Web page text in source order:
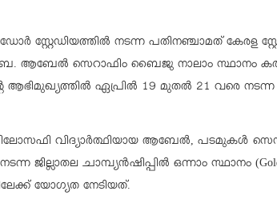
സ്റ്റേഡിയത്തില്‍ നടന്ന പതിനഞ്ചാമത് കേരള
ബ്ര. ആബേല്‍ സെറാഫിം ബൈജു നാലാം സ്ഥാനം
ആഭിമുഖ്യത്തില്‍ ഏപ്രില്‍ 19 മുതല്‍ 21 വരെ
വിദ്യാര്‍ത്ഥിയായ ആബേല്‍, പടമുകള്‍
ജില്ലാതല ചാമ്പ്യന്‍ഷിപ്പില്‍ ഒന്നാം സ്ഥാനം
യോഗ്യത നേടിയത്.